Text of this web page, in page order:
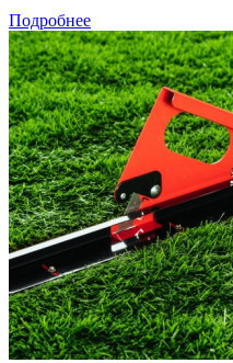
Подробнее